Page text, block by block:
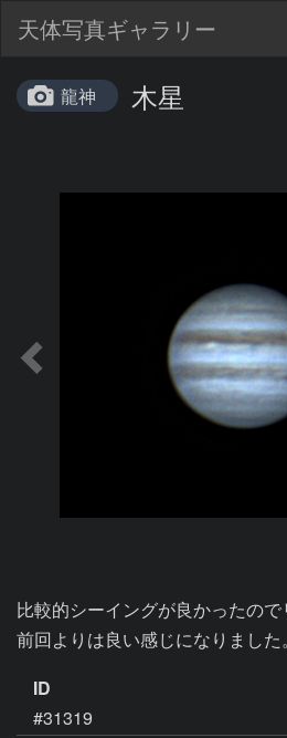
天体写真ギャラリー
龍神 木星
比較的シーイングが良かったので
前回よりは良い感じになりました。
ID
#31319